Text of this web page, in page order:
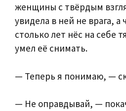
женщины с твёрдым
увидела в ней не врага,
столько лет нёс на себе
умел её снимать.
— Теперь я понимаю, —
— Не оправдывай, —